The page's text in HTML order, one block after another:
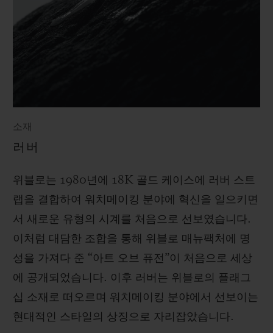
소재
러버
위블로는 1980년에 18K 골드 케이스에 러버 스트
랩을 결합하여 워치메이킹 분야에 혁신을 일으키면
서 새로운 유형의 시계를 처음으로 선보였습니다.
이처럼 대담한 조합을 통해 위블로 매뉴팩처에 명
성을 가져다 준 “아트 오브 퓨전”이 처음으로 세상
에 공개되었습니다. 이후 러버는 위블로의 플래그
십 소재로 떠오르며 워치메이킹 분야에서 선보이는
현대적인 스타일의 상징으로 자리잡았습니다.